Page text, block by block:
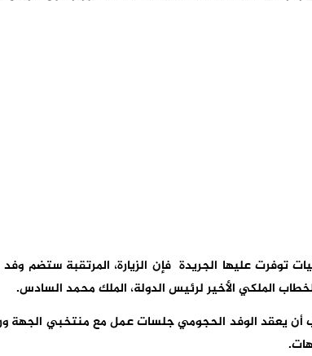
توفرت عليها الجريدة فإن الزيارة، المرتقبة ستضم
الملكي الأخير لرئيس الدولة، الملك محمد السادس.
أن يعقد الوفد الحجومي جلسات عمل مع منتخبي الجهة